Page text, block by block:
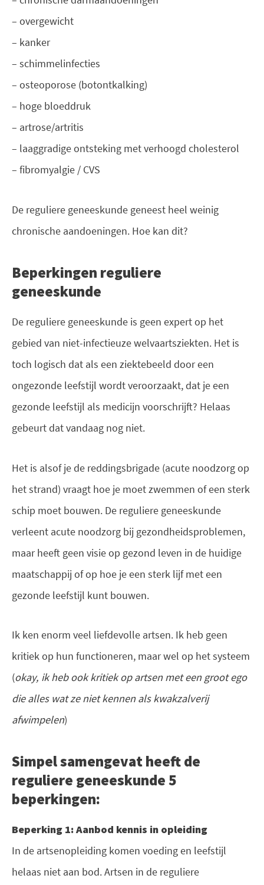
– overgewicht
– kanker
– schimmelinfecties
– osteoporose (botontkalking)
– hoge bloeddruk
– artrose/artritis
– laaggradige ontsteking met verhoogd cholesterol
– fibromyalgie / CVS
De reguliere geneeskunde geneest heel weinig
chronische aandoeningen. Hoe kan dit?
Beperkingen reguliere
geneeskunde
De reguliere geneeskunde is geen expert op het
gebied van niet-infectieuze welvaartsziekten. Het is
toch logisch dat als een ziektebeeld door een
ongezonde leefstijl wordt veroorzaakt, dat je een
gezonde leefstijl als medicijn voorschrijft? Helaas
gebeurt dat vandaag nog niet.
Het is alsof je de reddingsbrigade (acute noodzorg op
het strand) vraagt hoe je moet zwemmen of een sterk
schip moet bouwen. De reguliere geneeskunde
verleent acute noodzorg bij gezondheidsproblemen,
maar heeft geen visie op gezond leven in de huidige
maatschappij of op hoe je een sterk lijf met een
gezonde leefstijl kunt bouwen.
Ik ken enorm veel liefdevolle artsen. Ik heb geen
kritiek op hun functioneren, maar wel op het systeem
(okay, ik heb ook kritiek op artsen met een groot ego
die alles wat ze niet kennen als kwakzalverij
afwimpelen)
Simpel samengevat heeft de
reguliere geneeskunde 5
beperkingen:
Beperking 1: Aanbod kennis in opleiding
In de artsenopleiding komen voeding en leefstijl
helaas niet aan bod. Artsen in de reguliere